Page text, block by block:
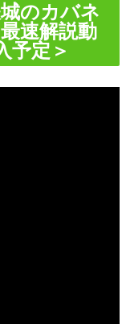
のカバネ
速解説動
予定＞